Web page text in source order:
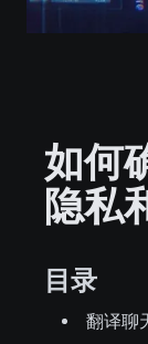
如何
隐私
目录
翻译聊